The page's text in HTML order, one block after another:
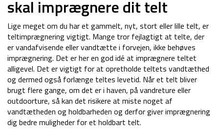
skal imprægnere dit telt
Lige meget om du har et gammelt, nyt, stort eller lille telt, er
teltimprægnering vigtigt. Mange tror fejlagtigt at telte, der
er vandafvisende eller vandtætte i forvejen, ikke behøves
imprægnering. Det er her en god idé at imprægnere teltet
alligevel. Det er vigtigt for at opretholde teltets vandtæthed
og dermed også forlænge teltes levetid. Når et telt bliver
brugt flere gange, om det er i haven, på vandreture eller
outdoorture, så kan det risikere at miste noget af
vandtætheden og holdbarheden og derfor giver imprægnering
dig bedre muligheder for et holdbart telt.